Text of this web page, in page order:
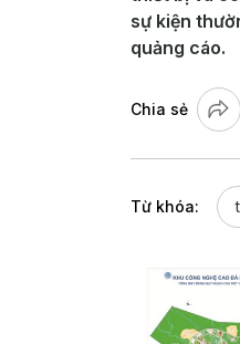
sự kiện
quảng cáo.
Chia sẻ
Từ khóa: